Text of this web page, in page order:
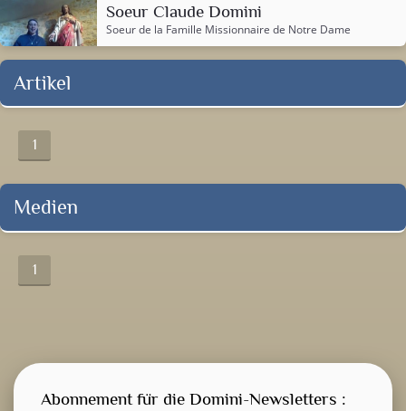
Soeur Claude Domini
Soeur de la Famille Missionnaire de Notre Dame
Artikel
1
Medien
1
Abonnement für die Domini-Newsletters :